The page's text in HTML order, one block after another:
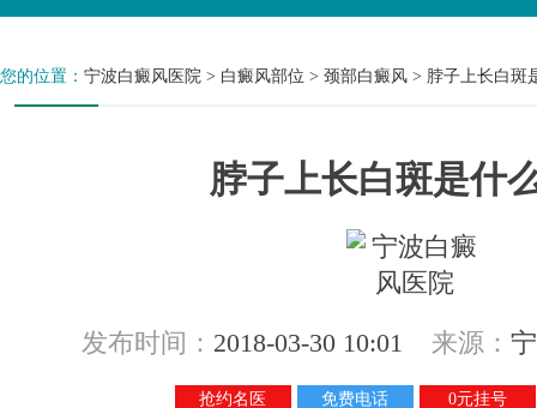
您的位置： 宁波白癜风医院 > 白癜风部位 > 颈部白癜风 > 脖子上长白斑
脖子上长白斑是什
发布时间： 2018-03-30 10:01 来源：
抢约名医 免费电话 0元挂号